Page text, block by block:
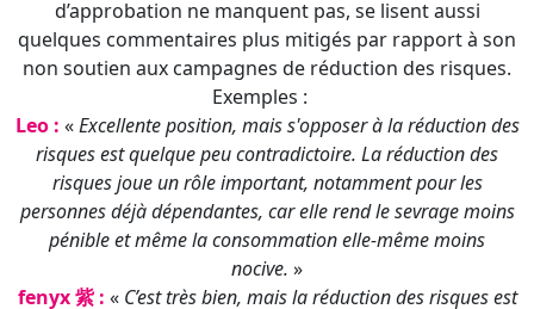
risques joue un rôle important, notamment pour les
personnes déjà dépendantes, car elle rend le sevrage moins
pénible et même la consommation elle-même moins
nocive.
»
fenyx 紫 :
C’est très bien, mais la réduction des risques est
la stratégie la plus efficace pour les personnes ayant une
consommation compulsive de substances psychoactives. Si
vous avez autant étudié ces substances, vous pourriez
approfondir cette stratégie et comprendre certainement
qu'elle est souvent la meilleure, voire la seule, façon de lutter